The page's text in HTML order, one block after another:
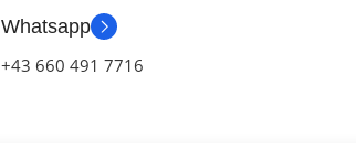
Whatsapp
+43 660 491 7716